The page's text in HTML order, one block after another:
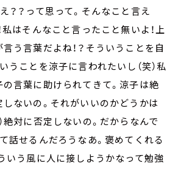
？？って思って。そんなこと言え
私はそんなこと言ったこと無いよ！上
う言葉だよね！？そういうことを自
うことを涼子に言われたいし（笑）私
言葉に助けられてきて。涼子は絶
ないの。それがいいのかどうかは
絶対に否定しないの。だからなんで
話せるんだろうなあ。褒めてくれる
いう風に人に接しようかなって勉強